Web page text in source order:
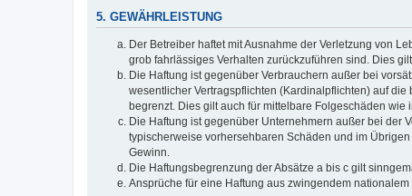
5. GEWÄHRLEISTUNG
Der Betreiber haftet mit Ausnahme der Verletzung von
grob fahrlässiges Verhalten zurückzuführen sind. Dies
Die Haftung ist gegenüber Verbrauchern außer bei
wesentlicher Vertragspflichten (Kardinalpflichten) auf
begrenzt. Dies gilt auch für mittelbare Folgeschäden
Die Haftung ist gegenüber Unternehmern außer bei der
typischerweise vorhersehbaren Schäden und im
Gewinn.
Die Haftungsbegrenzung der Absätze a bis c gilt
Ansprüche für eine Haftung aus zwingendem